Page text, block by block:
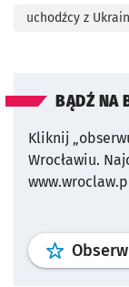
uchodźcy z
BĄDŹ NA
Kliknij
Wrocławiu.